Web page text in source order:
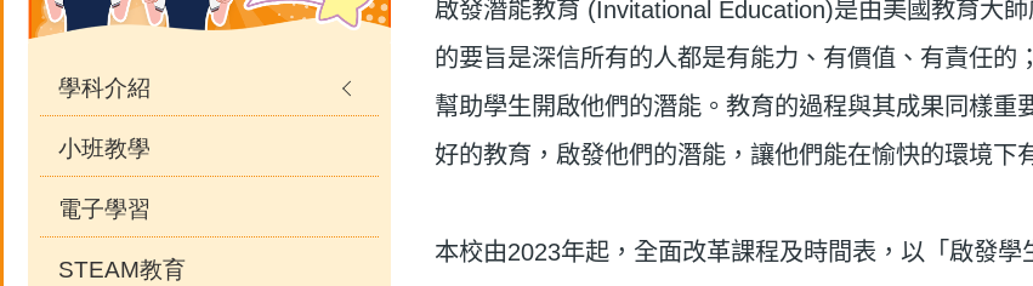
啟發潛能教育 (Invitational Education)是由美國教育大
的要旨是深信所有的人都是有能力、有價值、有責任
幫助學生開啟他們的潛能。教育的過程與其成果同樣
好的教育，啟發他們的潛能，讓他們能在愉快的環境下
本校由2023年起，全面改革課程及時間表，以「啟發
學科介紹
小班教學
電子學習
STEAM教育